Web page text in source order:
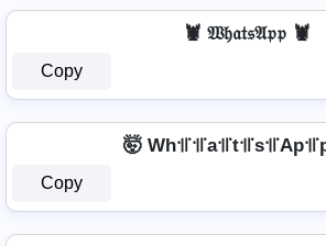
🦞 𝔚𝔥𝔞𝔱𝔰𝔄𝔭𝔭 🦞
Copy
🤯
Copy